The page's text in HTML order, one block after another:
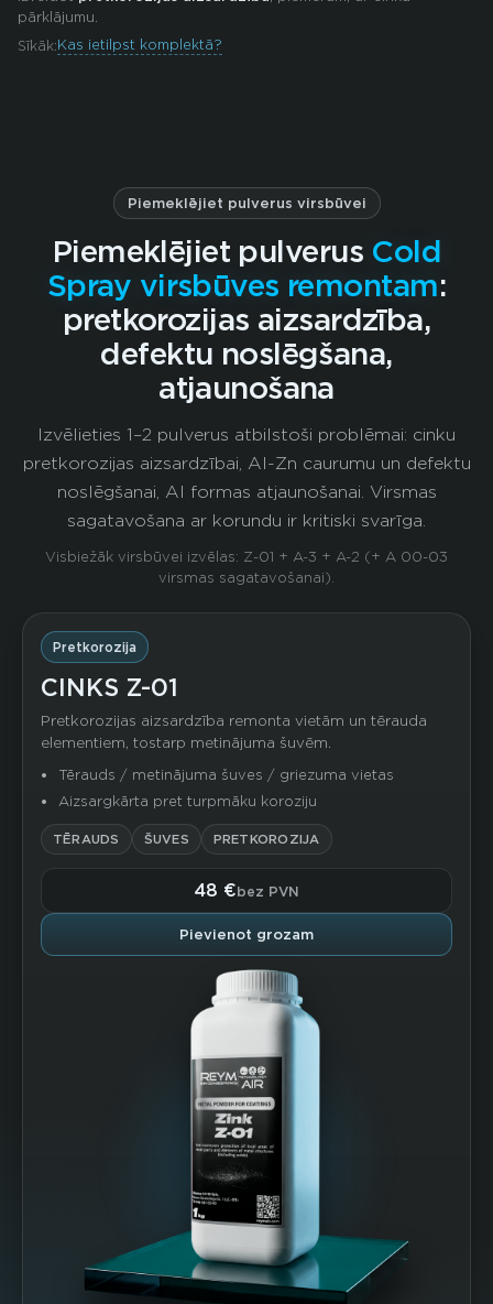
pārklājumu.
Sīkāk:Kas ietilpst komplektā?
Piemeklējiet pulverus virsbūvei
Piemeklējiet pulverus Cold
Spray virsbūves remontam:
pretkorozijas aizsardzība,
defektu noslēgšana,
atjaunošana
Izvēlieties 1–2 pulverus atbilstoši problēmai: cinku
pretkorozijas aizsardzībai, Al-Zn caurumu un defektu
noslēgšanai, Al formas atjaunošanai. Virsmas
sagatavošana ar korundu ir kritiski svarīga.
Visbiežāk virsbūvei izvēlas: Z-01 + A-3 + A-2 (+ A 00-03
virsmas sagatavošanai).
Pretkorozija
CINKS Z-01
Pretkorozijas aizsardzība remonta vietām un tērauda
elementiem, tostarp metinājuma šuvēm.
Tērauds / metinājuma šuves / griezuma vietas
Aizsargkārta pret turpmāku koroziju
TĒRAUDS ŠUVES PRETKOROZIJA
48 €bez PVN
Pievienot grozam